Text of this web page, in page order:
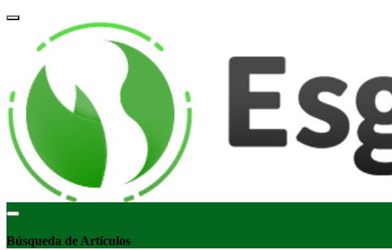
Búsqueda de Artículos